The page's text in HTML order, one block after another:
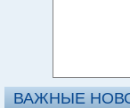
ВАЖНЫЕ